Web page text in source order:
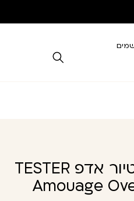
טסטר אמואג אוברטיור אדפ TESTER
Amouage